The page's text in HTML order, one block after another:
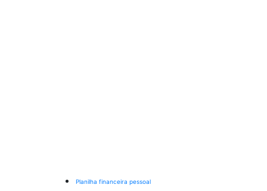
Planilha financeira pessoal